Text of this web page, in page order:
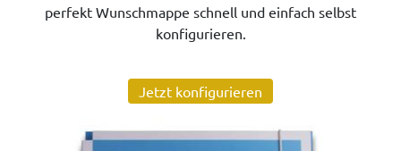
perfekt Wunschmappe schnell und einfach selbst
konfigurieren.
Jetzt konfigurieren